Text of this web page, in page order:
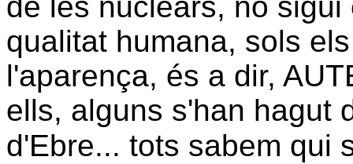
de les nuclears, no
qualitat humana, sols
l'aparença, és a dir,
ells, alguns s'han hagut
d'Ebre... tots sabem qui